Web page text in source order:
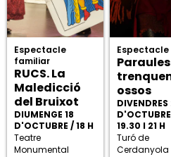
Espectacle
familiar
RUCS. La
Maledicció
del Bruixot
DIUMENGE 18
D'OCTUBRE / 18 H
Teatre
Monumental
Espectacle
ossos
DIVENDRES
19.30 I 21 H
Turó de
Cerdanyola